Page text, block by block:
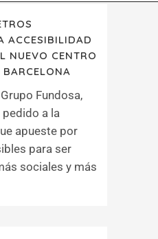
ACCESIBILIDAD
NUEVO CENTRO
Fundosa,
pedido a la
apueste por
para ser
sociales y más